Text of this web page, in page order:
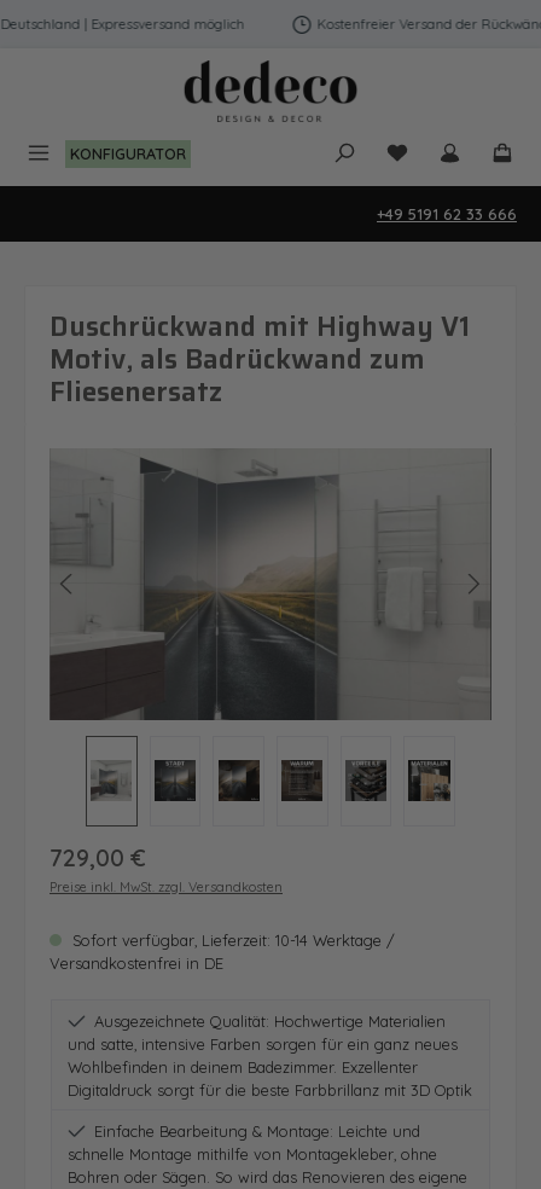
Zum Hauptinhalt springen
| Expressversand möglich Kostenfreier Versand der
KONFIGURATOR Du hast 0
+49 5191 62 33 666
Duschrückwand mit Highway V1
Motiv, als Badrückwand zum
Fliesenersatz
Bildergalerie überspringen
Regulärer Preis:
729,00 €
Preise inkl. MwSt. zzgl. Versandkosten
Sofort verfügbar, Lieferzeit: 10-14 Werktage /
Versandkostenfrei in DE
Ausgezeichnete Qualität: Hochwertige Materialien
und satte, intensive Farben sorgen für ein ganz neues
Wohlbefinden in deinem Badezimmer. Exzellenter
Digitaldruck sorgt für die beste Farbbrillanz mit 3D Optik
Einfache Bearbeitung & Montage: Leichte und
schnelle Montage mithilfe von Montagekleber, ohne
Bohren oder Sägen. So wird das Renovieren des eigene